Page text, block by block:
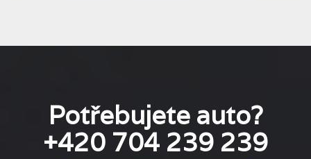
Potřebujete auto?
+420 704 239 239